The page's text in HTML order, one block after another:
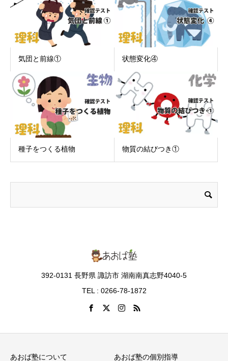
気団と前線① 状態変化④
種子をつくる植物 物質の結びつき①
392-0131 長野県 諏訪市 湖南南真志野4040-5
TEL : 0266-78-1872
あおば塾について あおば塾の個別指導